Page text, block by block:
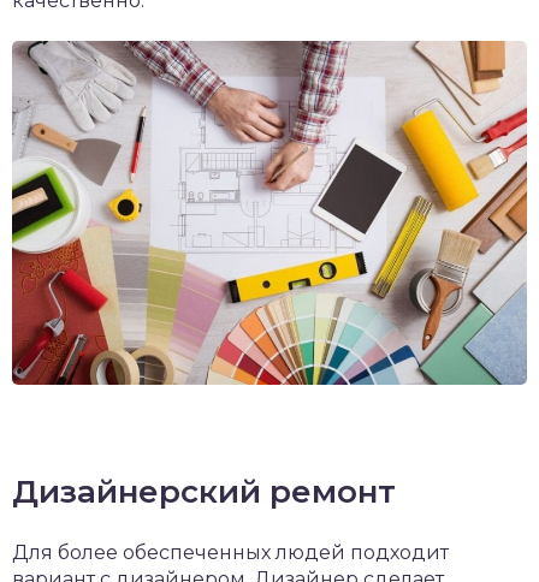
Дизайнерский ремонт
Для более обеспеченных людей подходит